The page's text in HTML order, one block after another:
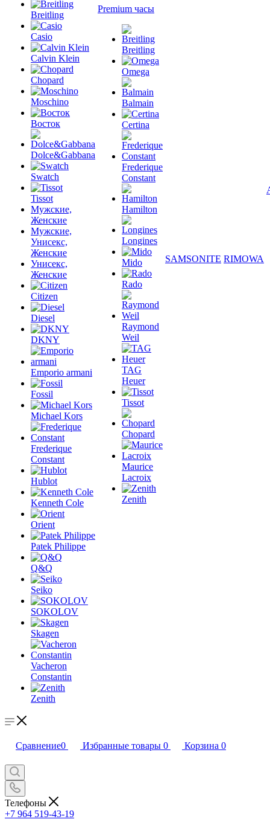
Breitling
Casio
Calvin Klein
Chopard
Moschino
Восток
Dolce&Gabbana
Swatch
Tissot
Мужские,
Женские
Мужские,
Унисекс,
Женские
Унисекс,
Женские
Citizen
Diesel
DKNY
Emporio armani
Fossil
Michael Kors
Frederique
Constant
Hublot
Kenneth Cole
Orient
Patek Philippe
Q&Q
Seiko
SOKOLOV
Skagen
Vacheron
Constantin
Zenith
Premium часы
Breitling
Omega
Balmain
Certina
Frederique
Constant
Hamilton
Longines
Mido
Rado
Raymond
Weil
TAG
Heuer
Tissot
Chopard
Maurice
Lacroix
Zenith
SAMSONITE RIMOWA
Сравнение0 Избранные товары 0 Корзина 0
Телефоны
+7 964 519-43-19